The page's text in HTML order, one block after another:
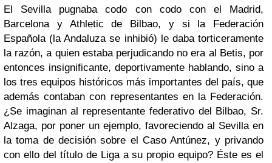
El Sevilla pugnaba codo con codo con el Madrid,
Barcelona y Athletic de Bilbao, y si la Federación
Española (la Andaluza se inhibió) le daba torticeramente
la razón, a quien estaba perjudicando no era al Betis, por
entonces insignificante, deportivamente hablando, sino a
los tres equipos históricos más importantes del país, que
además contaban con representantes en la Federación.
¿Se imaginan al representante federativo del Bilbao, Sr.
Alzaga, por poner un ejemplo, favoreciendo al Sevilla en
la toma de decisión sobre el Caso Antúnez, y privando
con ello del título de Liga a su propio equipo? Éste es el